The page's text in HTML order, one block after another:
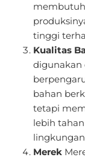
tinggi
Kualitas
digunakan
bahan
tetapi
lebih
Merek